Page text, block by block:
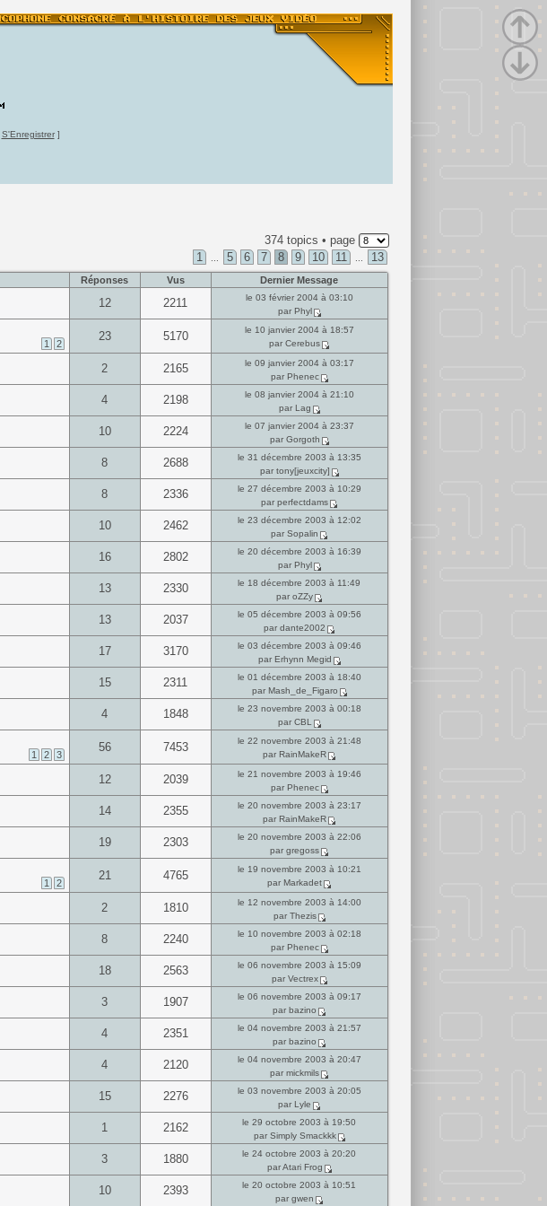
S'Enregistrer]
374 topics • page
1
5 6 7 8 9 10 11 13
Réponses Vus Dernier Message
12 2211
le 03 février 2004 à 03:10
par Phyl
1 2
23 5170
le 10 janvier 2004 à 18:57
par Cerebus
2 2165
le 09 janvier 2004 à 03:17
par Phenec
4 2198
le 08 janvier 2004 à 21:10
par Lag
10 2224
le 07 janvier 2004 à 23:37
par Gorgoth
8 2688
le 31 décembre 2003 à 13:35
par tony[jeuxcity]
8 2336
le 27 décembre 2003 à 10:29
par perfectdams
10 2462
le 23 décembre 2003 à 12:02
par Sopalin
16 2802
le 20 décembre 2003 à 16:39
par Phyl
13 2330
le 18 décembre 2003 à 11:49
par oZZy
13 2037
le 05 décembre 2003 à 09:56
par dante2002
17 3170
le 03 décembre 2003 à 09:46
par Erhynn Megid
15 2311
le 01 décembre 2003 à 18:40
par Mash_de_Figaro
4 1848
le 23 novembre 2003 à 00:18
par CBL
1 2 3
56 7453
le 22 novembre 2003 à 21:48
par RainMakeR
12 2039
le 21 novembre 2003 à 19:46
par Phenec
14 2355
le 20 novembre 2003 à 23:17
par RainMakeR
19 2303
le 20 novembre 2003 à 22:06
par gregoss
1 2
21 4765
le 19 novembre 2003 à 10:21
par Markadet
2 1810
le 12 novembre 2003 à 14:00
par Thezis
8 2240
le 10 novembre 2003 à 02:18
par Phenec
18 2563
le 06 novembre 2003 à 15:09
par Vectrex
3 1907
le 06 novembre 2003 à 09:17
par bazino
4 2351
le 04 novembre 2003 à 21:57
par bazino
4 2120
le 04 novembre 2003 à 20:47
par mickmils
15 2276
le 03 novembre 2003 à 20:05
par Lyle
1 2162
le 29 octobre 2003 à 19:50
par Simply Smackkk
3 1880
le 24 octobre 2003 à 20:20
par Atari Frog
10 2393
le 20 octobre 2003 à 10:51
par gwen